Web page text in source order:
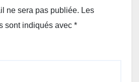
ne sera pas publiée. Les
sont indiqués avec *